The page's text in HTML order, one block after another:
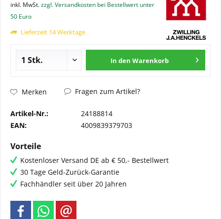
inkl. MwSt.zzgl. Versandkosten bei Bestellwert unter
50 Euro
Lieferzeit 14 Werktage
In den Warenkorb
Merken Fragen zum Artikel?
Artikel-Nr.:
24188814
EAN:
4009839379703
Vorteile
Kostenloser Versand DE ab € 50,- Bestellwert
30 Tage Geld-Zurück-Garantie
Fachhändler seit über 20 Jahren